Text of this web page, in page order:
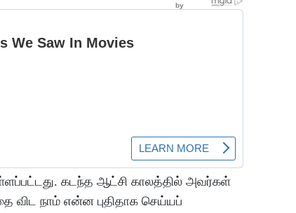
கடந்த ஆட்சி காலத்தில் அவர்கள்
விட நாம் என்ன புதிதாக செய்யப்